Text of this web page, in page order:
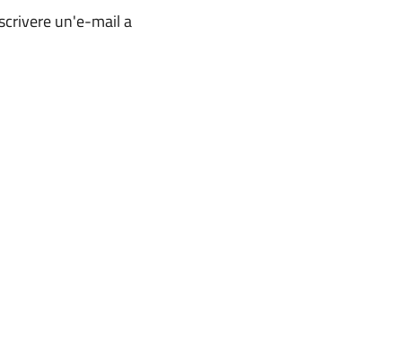
un'e-mail a